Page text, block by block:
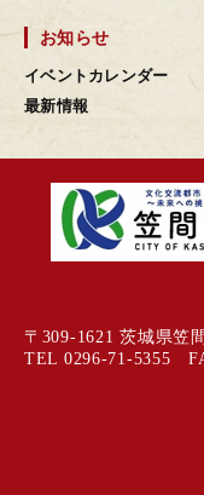
お知らせ
イベントカレンダー
最新情報
〒309-1621 茨城県笠
TEL 0296-71-5355